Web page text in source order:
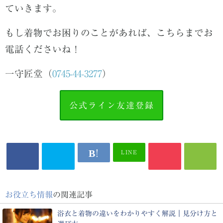
ていきます。
もし着物でお困りのことがあれば、こちらまでお
電話くださいね！
一守匠堂（0745-44-3277）
公式ライン友達登録
LINE
お役立ち情報の関連記事
浴衣と着物の違いをわかりやすく解説｜見分け方と